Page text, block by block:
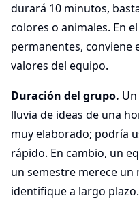
durará 10 minutos,
colores o animales. En
permanentes, conviene
valores del equipo.
Duración del grupo.
lluvia de ideas de una
muy elaborado; podría
rápido. En cambio, un
un semestre merece un
identifique a largo